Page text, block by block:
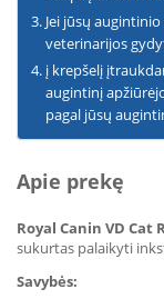
Jei jūsų
veterinarijos
į krepšelį
augintinį
pagal jūsų
Apie prekę
Royal Canin VD Cat
sukurtas palaikyti
Savybės: